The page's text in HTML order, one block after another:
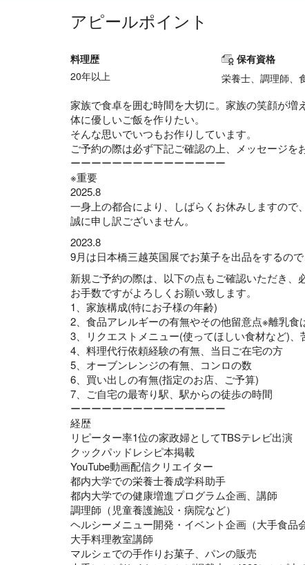
アピールポイント
料理歴
20年以上
保有資格
栄養士、調理師、
家族で食卓を囲む時間を大切に。家族の笑顔が
体に優しいご飯を作りたい。
そんな思いでいつもお作りしています。
ご予約の際は必ず下記ご確認の上、メッセージを
ーーーーーーーーーーーーーーー
※重要
2025.8
一身上の都合により、しばらくお休みしますので
誠に申し訳ございません。
2023.8
9月は日本橋三越英国展でお菓子を出品をするので
新規ご予約の際は、以下の点もご確認いただき、
お手数ですがよろしくお願い致します。
1、家族構成(特にお子様の年齢)
2、食品アレルギーの有無やその他留意点※離乳
3、リクエストメニュー(使ってほしい食材など)、
4、料理代行依頼経験の有無、当日ご在宅の方
5、オーブンレンジの有無、コンロの数
6、買い出しの有無(指定のお店、ご予算)
7、ご自宅の最寄り駅、駅からの徒歩の時間
ーーーーーーーーーーーーーーー
経歴
リピーター率1位の家政婦としてTBSテレビ出演
クックパッドレシピ本掲載
YouTube動画配信クリエイター
都内大学での栄養士養成学科助手
都内大学での健康増進プログラム企画、講師
調理師（児童養護施設・病院など）
ヘルシーメニュー開発・イベント企画（大手食品
大手料理教室講師
マルシェでの手作りお菓子、パンの販売